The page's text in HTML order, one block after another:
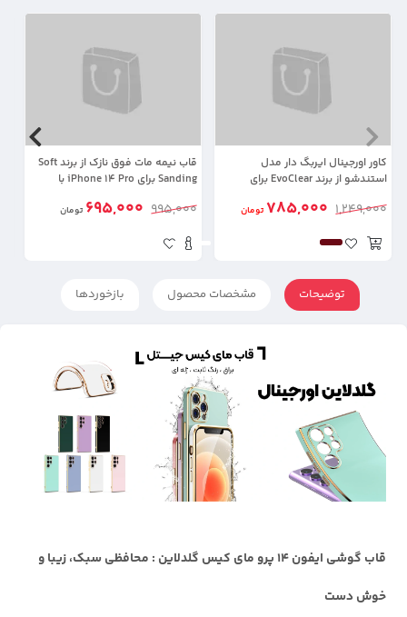
کاور اورجینال ایربگ دار مدل
استندشو از برند EvoClear برای
1,249,000
785,000 تومان
قاب نیمه مات فوق نازک از برند Soft
Sanding برای iPhone 14 Pro با
995,000
695,000 تومان
توضیحات مشخصات محصول بازخوردها
قاب گوشی ایفون 14 پرو مای کیس گلدلاین : محافظی سبک، زیبا و
خوش دست